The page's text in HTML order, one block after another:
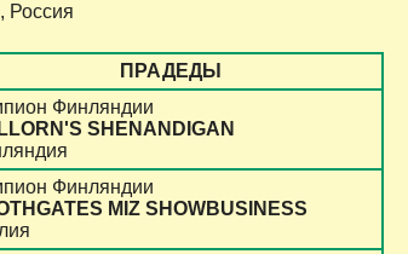
Россия
ПРАДЕДЫ
Финляндии
SHENANDIGAN
Финляндии
MIZ SHOWBUSINESS